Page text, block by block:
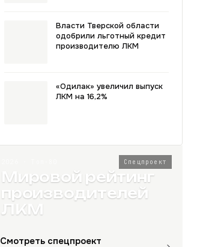
Власти Тверской области
одобрили льготный кредит
производителю ЛКМ
«Одилак» увеличил выпуск
ЛКМ на 16,2%
Спецпроект
Мировой рейтинг
производителей
ЛКМ
Смотреть спецпроект